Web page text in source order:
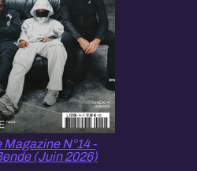
N°14 -
(Juin 2026)